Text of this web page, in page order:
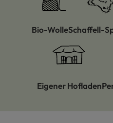
Bio-WolleSchaffell-
Eigener Hofladen